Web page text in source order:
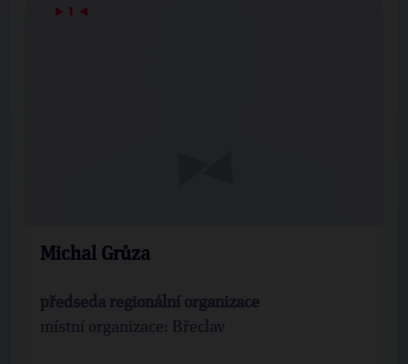
▶ 1 ◀
Michal Grůza
předseda regionální organizace
místní organizace: Břeclav